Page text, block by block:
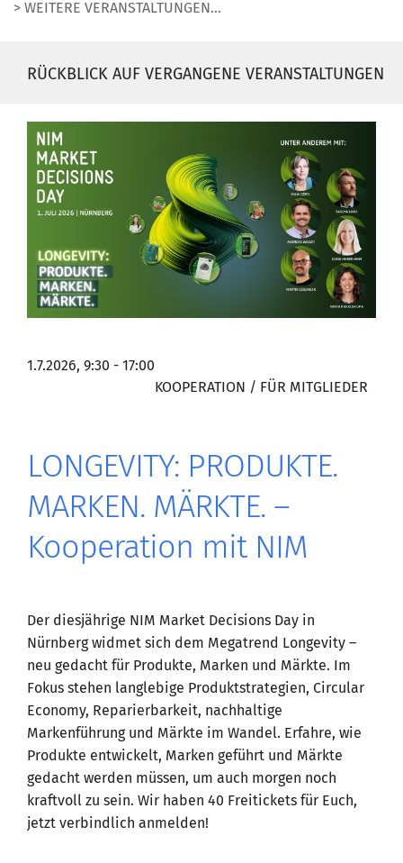
> WEITERE VERANSTALTUNGEN...
RÜCKBLICK AUF VERGANGENE VERANSTALTUNGEN
1.7.2026, 9:30 - 17:00
KOOPERATION / FÜR MITGLIEDER
LONGEVITY: PRODUKTE.
MARKEN. MÄRKTE. –
Kooperation mit NIM
Der diesjährige NIM Market Decisions Day in
Nürnberg widmet sich dem Megatrend Longevity –
neu gedacht für Produkte, Marken und Märkte. Im
Fokus stehen langlebige Produktstrategien, Circular
Economy, Reparierbarkeit, nachhaltige
Markenführung und Märkte im Wandel. Erfahre, wie
Produkte entwickelt, Marken geführt und Märkte
gedacht werden müssen, um auch morgen noch
kraftvoll zu sein. Wir haben 40 Freitickets für Euch,
jetzt verbindlich anmelden!